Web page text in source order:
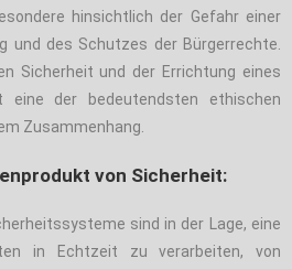
hinsichtlich der Gefahr einer
und des Schutzes der Bürgerrechte.
Sicherheit und der Errichtung eines
eine der bedeutendsten ethischen
Zusammenhang.
von Sicherheit:
sind in der Lage, eine
in Echtzeit zu verarbeiten, von